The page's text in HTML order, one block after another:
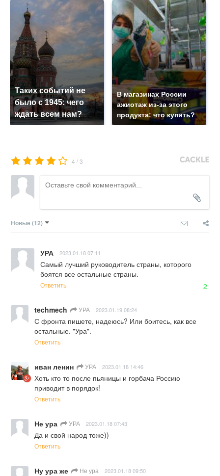
Таких событий не
было с 1945: чего
ждать всем нам?
В магазинах России
ажиотаж из-за этого
продукта: что купить?
4 /3
Новые (12)
УРА 2023.01.18 07:11
Самый лучший руководитель страны, которого
боятся все остальные страны.
Ответить 2
techmech УРА 2023.01.19 08:24
С фронта пишете, надеюсь? Или боитесь, как все
остальные. "Ура".
Ответить
иван ленин УРА 2023.01.18 14:46
Хоть кто то после пьяницы и горбача Россию
приводит в порядок!
Ответить
Не ура УРА 2023.01.18 07:43
Да и свой народ тоже))
Ответить
Ну ура же Не ура 2023.01.18 09:50